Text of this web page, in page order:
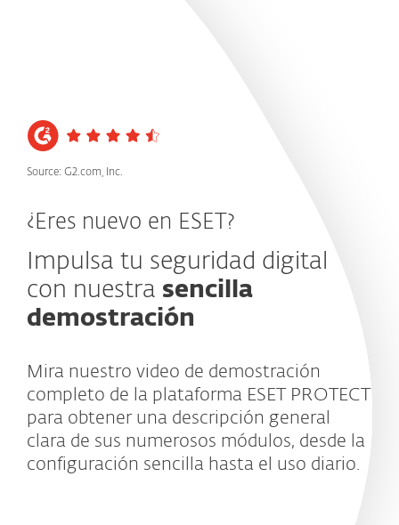
Source: G2.com, Inc.
¿Eres nuevo en ESET?
Impulsa tu seguridad digital
con nuestra sencilla
demostración
Mira nuestro video de demostración
completo de la plataforma ESET PROTECT
para obtener una descripción general
clara de sus numerosos módulos, desde la
configuración sencilla hasta el uso diario.